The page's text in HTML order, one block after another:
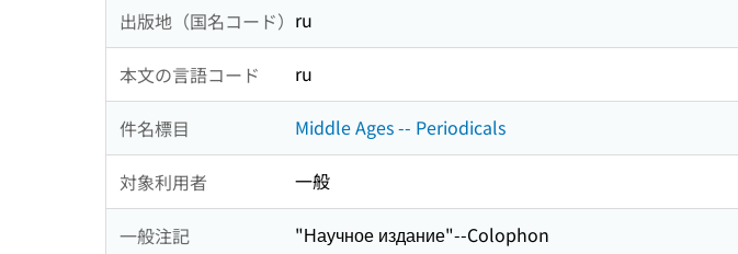
出版地（国名コード） ru
本文の言語コード ru
件名標目 Middle Ages -- Periodicals
対象利用者 一般
一般注記
"Научное издание"--Colophon